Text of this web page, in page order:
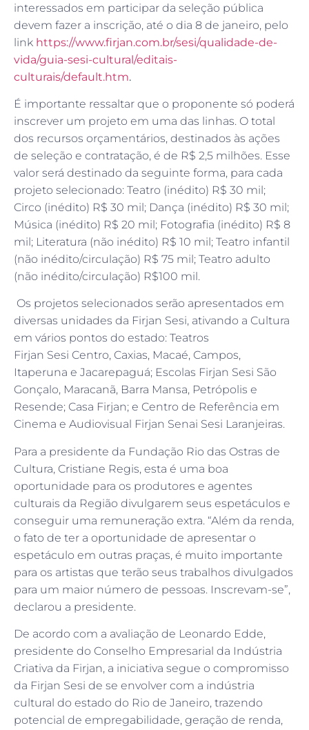
interessados em participar da seleção pública
devem fazer a inscrição, até o dia 8 de janeiro, pelo
link https://www.firjan.com.br/sesi/qualidade-de-
vida/guia-sesi-cultural/editais-
culturais/default.htm.
É importante ressaltar que o proponente só poderá
inscrever um projeto em uma das linhas. O total
dos recursos orçamentários, destinados às ações
de seleção e contratação, é de R$ 2,5 milhões. Esse
valor será destinado da seguinte forma, para cada
projeto selecionado: Teatro (inédito) R$ 30 mil;
Circo (inédito) R$ 30 mil; Dança (inédito) R$ 30 mil;
Música (inédito) R$ 20 mil; Fotografia (inédito) R$ 8
mil; Literatura (não inédito) R$ 10 mil; Teatro infantil
(não inédito/circulação) R$ 75 mil; Teatro adulto
(não inédito/circulação) R$100 mil.
Os projetos selecionados serão apresentados em
diversas unidades da Firjan Sesi, ativando a Cultura
em vários pontos do estado: Teatros
Firjan Sesi Centro, Caxias, Macaé, Campos,
Itaperuna e Jacarepaguá; Escolas Firjan Sesi São
Gonçalo, Maracanã, Barra Mansa, Petrópolis e
Resende; Casa Firjan; e Centro de Referência em
Cinema e Audiovisual Firjan Senai Sesi Laranjeiras.
Para a presidente da Fundação Rio das Ostras de
Cultura, Cristiane Regis, esta é uma boa
oportunidade para os produtores e agentes
culturais da Região divulgarem seus espetáculos e
conseguir uma remuneração extra. “Além da renda,
o fato de ter a oportunidade de apresentar o
espetáculo em outras praças, é muito importante
para os artistas que terão seus trabalhos divulgados
para um maior número de pessoas. Inscrevam-se”,
declarou a presidente.
De acordo com a avaliação de Leonardo Edde,
presidente do Conselho Empresarial da Indústria
Criativa da Firjan, a iniciativa segue o compromisso
da Firjan Sesi de se envolver com a indústria
cultural do estado do Rio de Janeiro, trazendo
potencial de empregabilidade, geração de renda,